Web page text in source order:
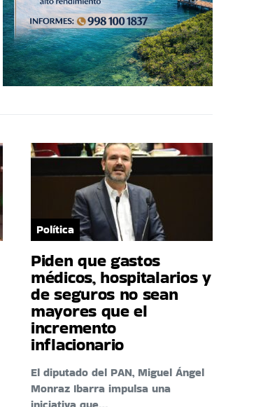
Política
Piden que gastos
médicos, hospitalarios y
de seguros no sean
mayores que el
incremento
inflacionario
El diputado del PAN, Miguel Ángel
Monraz Ibarra impulsa una